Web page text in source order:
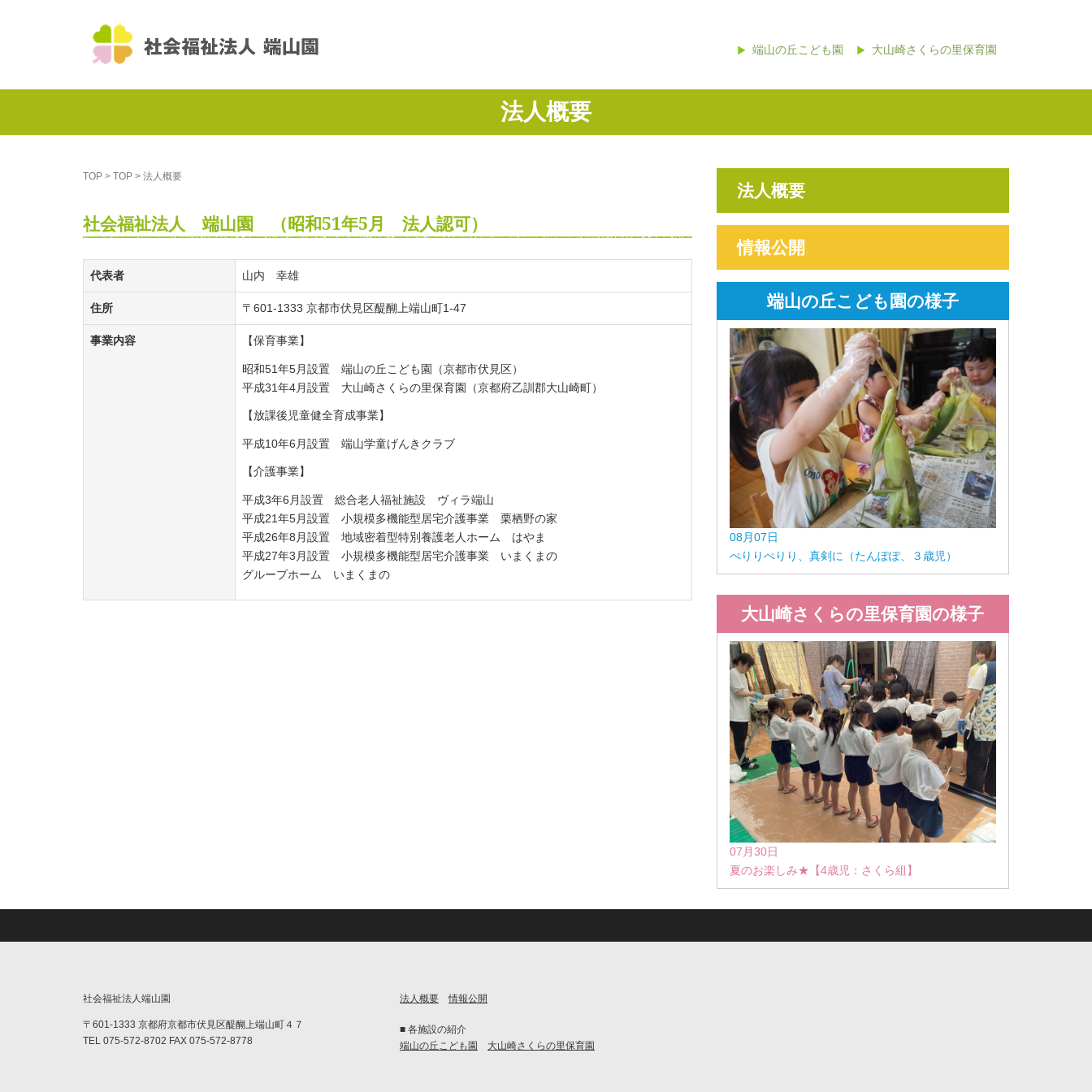
端山の丘こども園 大山崎さくらの里保育園
法人概要
TOP > TOP > 法人概要
社会福祉法人 端山園 （昭和51年5月 法人認可）
代表者 山内 幸雄
住所 〒601-1333 京都市伏見区醍醐上端山町1-47
事業内容 【保育事業】
昭和51年5月設置 端山の丘こども園（京都市伏見区）
平成31年4月設置 大山崎さくらの里保育園（京都府乙訓郡大山崎町）
【放課後児童健全育成事業】
平成10年6月設置 端山学童げんきクラブ
【介護事業】
平成3年6月設置 総合老人福祉施設 ヴィラ端山
平成21年5月設置 小規模多機能型居宅介護事業 栗栖野の家
平成26年8月設置 地域密着型特別養護老人ホーム はやま
平成27年3月設置 小規模多機能型居宅介護事業 いまくまの
グループホーム いまくまの
法人概要
情報公開
端山の丘こども園の様子
08月07日
ぺりりぺりり、真剣に（たんぽぽ、３歳児）
大山崎さくらの里保育園の様子
07月30日
夏のお楽しみ★【4歳児：さくら組】
社会福祉法人端山園
〒601-1333 京都府京都市伏見区醍醐上端山町４７
TEL 075-572-8702 FAX 075-572-8778
法人概要 情報公開
■ 各施設の紹介
端山の丘こども園
大山崎さくらの里保育園